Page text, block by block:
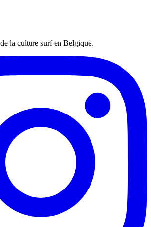
la culture surf en Belgique.